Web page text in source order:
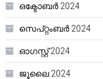
ഒക്ടോബർ 2024
സെപ്റ്റംബർ 2024
ഓഗസ്റ്റ്‌ 2024
ജൂലൈ 2024